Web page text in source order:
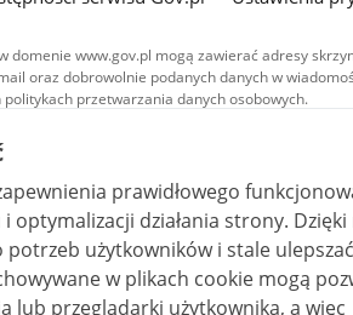
domenie www.gov.pl mogą zawierać adresy
oraz dobrowolnie podanych danych w
politykach przetwarzania danych osobowych.
tekstowe publikowane w serwisie (z
na licencji typu Creative Commons:
4.0 (CC BY-SA 4.0). Materiały
na licencji typu Creative Commons:
utworów zależnych 4.0 (CC BY-NC-ND 4.0), o ile
prawidłowego
działania strony. Dzięki nim
użytkowników i stale
lub przeglądarki użytkownika, a więc